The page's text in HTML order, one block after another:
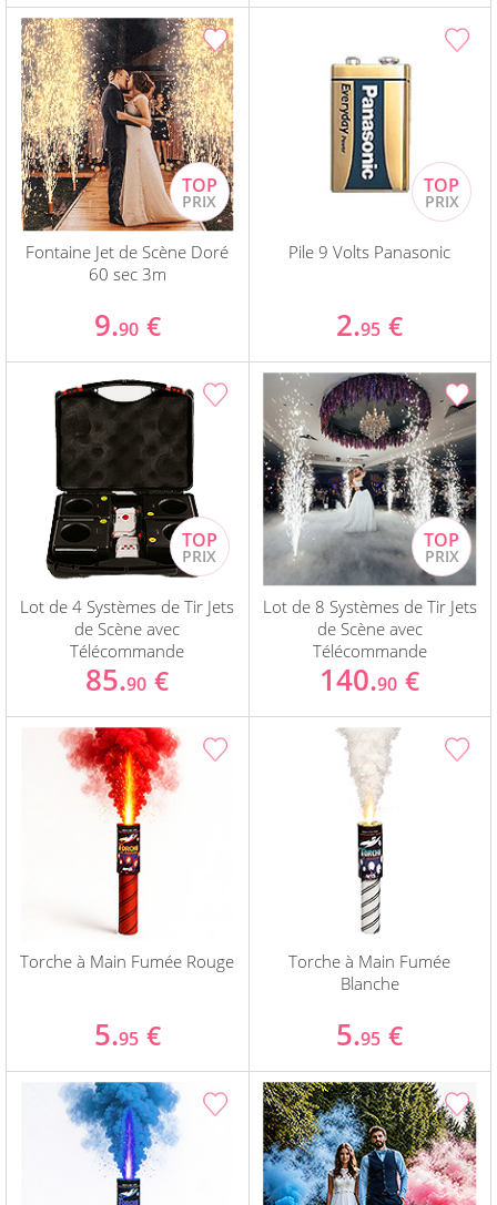
Fontaine Jet de Scène Doré
60 sec 3m
9.90 €
Pile 9 Volts Panasonic
2.95 €
Lot de 4 Systèmes de Tir Jets
de Scène avec
Télécommande
85.90 €
Lot de 8 Systèmes de Tir Jets
de Scène avec
Télécommande
140.90 €
Torche à Main Fumée Rouge
5.95 €
Torche à Main Fumée
Blanche
5.95 €